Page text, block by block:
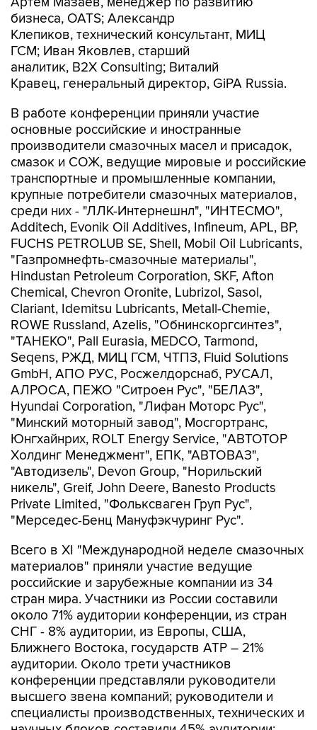
бизнеса, OATS; Александр
Клепиков, технический консультант, МИЦ
ГСМ; Иван Яковлев, старший
аналитик, B2X Consulting; Виталий
Кравец, генеральный директор, GiPA Russia.
В работе конференции приняли участие
основные российские и иностранные
производители смазочных масел и присадок,
смазок и СОЖ, ведущие мировые и российские
транспортные и промышленные компании,
крупные потребители смазочных материалов,
среди них - "ЛЛК-Интернешнл", "ИНТЕСМО",
Additech, Evonik Oil Additives, Infineum, APL, BP,
FUCHS PETROLUB SE, Shell, Mobil Oil Lubricants,
"Газпромнефть-смазочные материалы",
Hindustan Petroleum Corporation, SKF, Afton
Chemical, Chevron Oronite, Lubrizol, Sasol,
Clariant, Idemitsu Lubricants, Metall-Chemie,
ROWE Russland, Azelis, "Обнинскоргсинтез",
"ТАНЕКО", Pall Eurasia, MEDCO, Tarmond,
Seqens, РЖД, МИЦ ГСМ, ЧТПЗ, Fluid Solutions
GmbH, АПО РУС, Росжелдорснаб, РУСАЛ,
АЛРОСА, ПЕЖО "Ситроен Рус", "БЕЛАЗ",
Hyundai Corporation, "Лифан Моторс Рус",
"Минский моторный завод", Мосгортранс,
Юнгхайнрих, ROLT Energy Service, "АВТОТОР
Холдинг Менеджмент", ЕПК, "АВТОВАЗ",
"Автодизель", Devon Group, "Норильский
никель", Greif, John Deere, Banesto Products
Private Limited, "Фольксваген Груп Рус",
"Мерседес-Бенц Мануфэкчуринг Рус".
Всего в XI "Международной неделе смазочных
материалов" приняли участие ведущие
российские и зарубежные компании из 34
стран мира. Участники из России составили
около 71% аудитории конференции, из стран
СНГ - 8% аудитории, из Европы, США,
Ближнего Востока, государств АТР – 21%
аудитории. Около трети участников
конференции представляли руководители
высшего звена компаний; руководители и
специалисты производственных, технических и